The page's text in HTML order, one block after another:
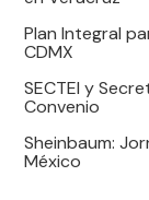
Plan Integral
CDMX
SECTEI y
Convenio
Sheinbaum:
México